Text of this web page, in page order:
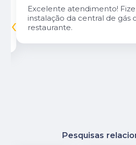
Excelente atendimento!
instalação da central de gás
restaurante.
‹
Pesquisas